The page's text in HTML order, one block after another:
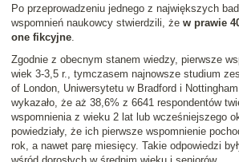
Po przeprowadzeniu jednego z największych
wspomnień naukowcy stwierdzili, że w prawie
one fikcyjne.
Zgodnie z obecnym stanem wiedzy, pierwsze
wiek 3-3,5 r., tymczasem najnowsze studium
of London, Uniwersytetu w Bradford i
wykazało, że aż 38,6% z 6641 respondentów
wspomnienia z wieku 2 lat lub wcześniejszego
powiedziały, że ich pierwsze wspomnienie
rok, a nawet parę miesięcy. Takie odpowiedzi